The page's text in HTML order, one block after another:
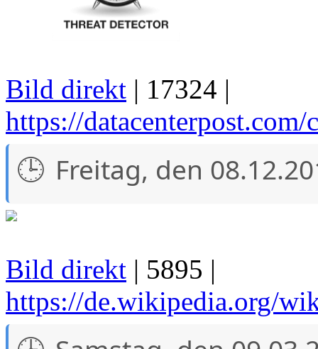
Bild direkt | 17324 |
https://
Freitag, den
Bild direkt | 5895 |
https://de.wikipedia.org/